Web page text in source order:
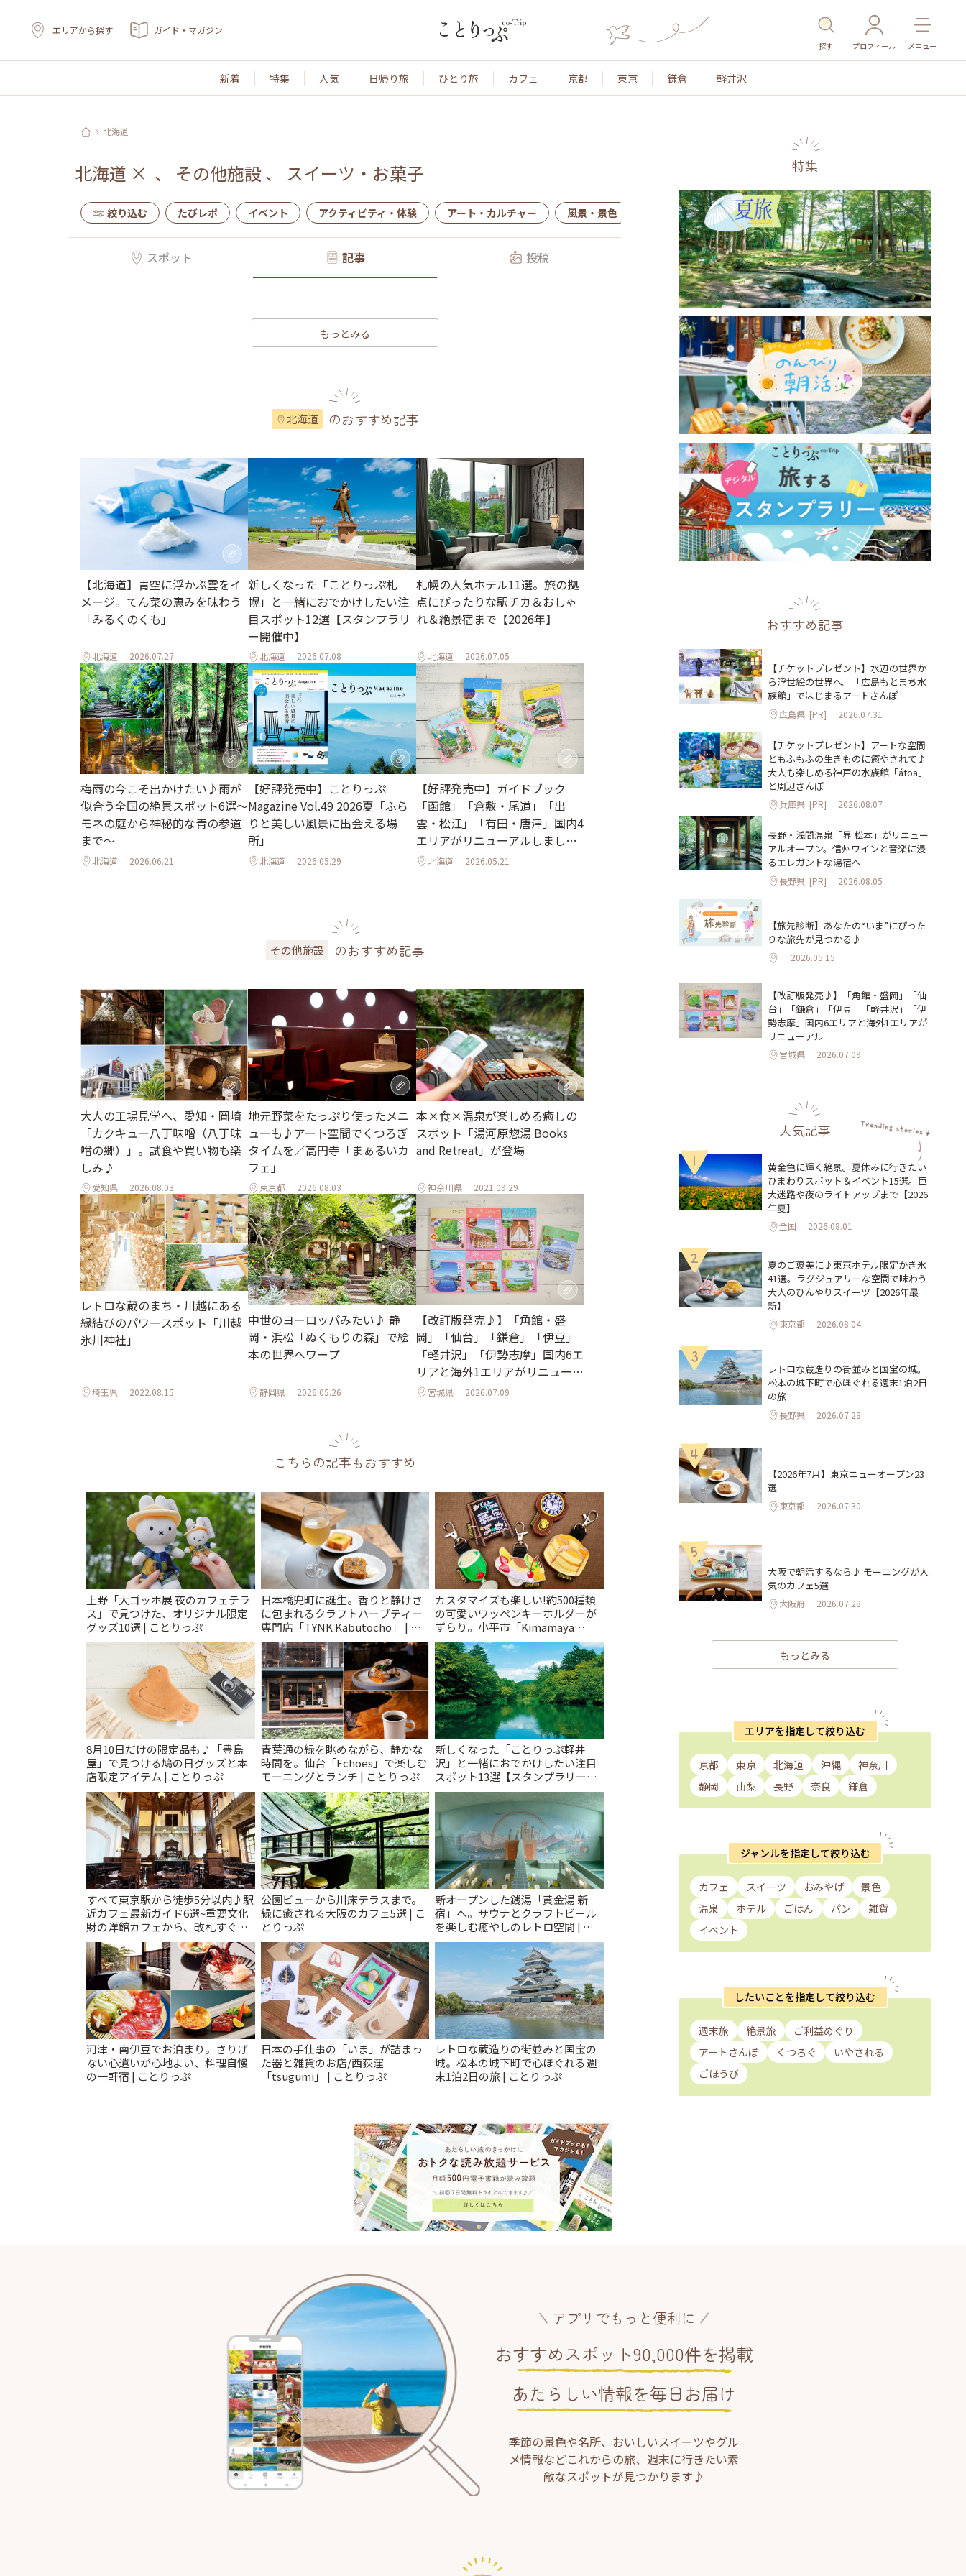
エリアから探す ガイド・マガジン
探す プロフィール メニュー
新着 特集 人気 日帰り旅 ひとり旅 カフェ 京都 東京 鎌倉 軽井沢
北海道
北海道 × 、 その他施設、 スイーツ・お菓子
絞り込む たびレポ イベント アクティビティ・体験 アート・カルチャー 風景・景色 名所・旧跡 温泉・スパ その他施設 ごはん
スポット 記事 投稿
もっとみる
北海道 のおすすめ記事
【北海道】青空に浮かぶ雲をイ
メージ。てん菜の恵みを味わう
「みるくのくも」
北海道 2026.07.27
新しくなった「ことりっぷ札
幌」と一緒におでかけしたい注
目スポット12選【スタンプラリ
ー開催中】
北海道 2026.07.08
札幌の人気ホテル11選。旅の拠
点にぴったりな駅チカ＆おしゃ
れ＆絶景宿まで【2026年】
北海道 2026.07.05
梅雨の今こそ出かけたい♪雨が
似合う全国の絶景スポット6選～
モネの庭から神秘的な青の参道
まで～
北海道 2026.06.21
【好評発売中】ことりっぷ
Magazine Vol.49 2026夏「ふら
りと美しい風景に出会える場
所」
北海道 2026.05.29
【好評発売中】ガイドブック
「函館」「倉敷・尾道」「出
雲・松江」「有田・唐津」国内4
エリアがリニューアルしました
♪北海道 2026.05.21
その他施設 のおすすめ記事
大人の工場見学へ、愛知・岡崎
「カクキュー八丁味噌（八丁味
噌の郷）」。試食や買い物も楽
しみ♪
愛知県 2026.08.03
地元野菜をたっぷり使ったメニ
ューも♪アート空間でくつろぎ
タイムを／高円寺「まぁるいカ
フェ」
東京都 2026.08.03
本×食×温泉が楽しめる癒しの
スポット「湯河原惣湯 Books
and Retreat」が登場
神奈川県 2021.09.29
レトロな蔵のまち・川越にある
縁結びのパワースポット「川越
氷川神社」
埼玉県 2022.08.15
中世のヨーロッパみたい♪ 静
岡・浜松「ぬくもりの森」で絵
本の世界へワープ
静岡県 2026.05.26
【改訂版発売♪】「角館・盛
岡」「仙台」「鎌倉」「伊豆」
「軽井沢」「伊勢志摩」国内6エ
リアと海外1エリアがリニューア
ル宮城県 2026.07.09
こちらの記事もおすすめ
上野「大ゴッホ展 夜のカフェテラ
ス」で見つけた、オリジナル限定
グッズ10選 | ことりっぷ
日本橋兜町に誕生。香りと静けさ
に包まれるクラフトハーブティー
専門店「TYNK Kabutocho」 | こ
とりっぷ
カスタマイズも楽しい!約500種類
の可愛いワッペンキーホルダーが
ずらり。小平市「Kimamaya
T&K」 | ことりっぷ
8月10日だけの限定品も♪「豊島
屋」で見つける鳩の日グッズと本
店限定アイテム | ことりっぷ
青葉通の緑を眺めながら、静かな
時間を。仙台「Echoes」で楽しむ
モーニングとランチ | ことりっぷ
新しくなった「ことりっぷ軽井
沢」と一緒におでかけしたい注目
スポット13選【スタンプラリー開
催中】 | ことりっぷ
すべて東京駅から徒歩5分以内♪駅
近カフェ最新ガイド6選~重要文化
財の洋館カフェから、改札すぐの
レトロ喫茶まで~ | ことりっぷ
公園ビューから川床テラスまで。
緑に癒される大阪のカフェ5選 | こ
とりっぷ
新オープンした銭湯「黄金湯 新
宿」へ。サウナとクラフトビール
を楽しむ癒やしのレトロ空間 | こ
とりっぷ
河津・南伊豆でお泊まり。さりげ
ない心遣いが心地よい、料理自慢
の一軒宿 | ことりっぷ
日本の手仕事の「いま」が詰まっ
た器と雑貨のお店/西荻窪
「tsugumi」 | ことりっぷ
レトロな蔵造りの街並みと国宝の
城。松本の城下町で心ほぐれる週
末1泊2日の旅 | ことりっぷ
特集
おすすめ記事
【チケットプレゼント】水辺の世界か
ら浮世絵の世界へ。「広島もとまち水
族館」ではじまるアートさんぽ
広島県 [PR] 2026.07.31
【チケットプレゼント】アートな空間
ともふもふの生きものに癒やされて♪
大人も楽しめる神戸の水族館「átoa」
と周辺さんぽ
兵庫県 [PR] 2026.08.07
長野・浅間温泉「界 松本」がリニュー
アルオープン。信州ワインと音楽に浸
るエレガントな湯宿へ
長野県 [PR] 2026.08.05
【旅先診断】あなたの“いま”にぴった
りな旅先が見つかる♪
2026.05.15
【改訂版発売♪】「角館・盛岡」「仙
台」「鎌倉」「伊豆」「軽井沢」「伊
勢志摩」国内6エリアと海外1エリアが
リニューアル
宮城県 2026.07.09
人気記事
1
黄金色に輝く絶景。夏休みに行きたい
ひまわりスポット＆イベント15選。巨
大迷路や夜のライトアップまで【2026
年夏】
全国 2026.08.01
2
夏のご褒美に♪東京ホテル限定かき氷
41選。ラグジュアリーな空間で味わう
大人のひんやりスイーツ【2026年最
新】
東京都 2026.08.04
3
レトロな蔵造りの街並みと国宝の城。
松本の城下町で心ほぐれる週末1泊2日
の旅
長野県 2026.07.28
4
【2026年7月】東京ニューオープン23
選
東京都 2026.07.30
5
大阪で朝活するなら♪ モーニングが人
気のカフェ5選
大阪府 2026.07.28
もっとみる
エリアを指定して絞り込む
京都 東京 北海道 沖縄
神奈川
静岡
山梨 長野 奈良 鎌倉
ジャンルを指定して絞り込む
カフェ スイーツ おみやげ
景色
温泉
ホテル ごはん パン
雑貨
イベント
したいことを指定して絞り込む
週末旅 絶景旅
ご利益めぐり
アートさんぽ
くつろぐ
いやされる
ごほうび
アプリでもっと便利に
おすすめスポット90,000件を掲載
あたらしい情報を毎日お届け
季節の景色や名所、おいしいスイーツやグル
メ情報などこれからの旅、週末に行きたい素
敵なスポットが見つかります♪